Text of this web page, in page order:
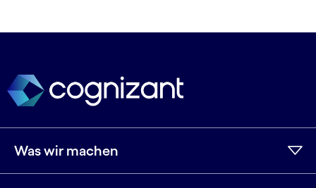
Was wir machen